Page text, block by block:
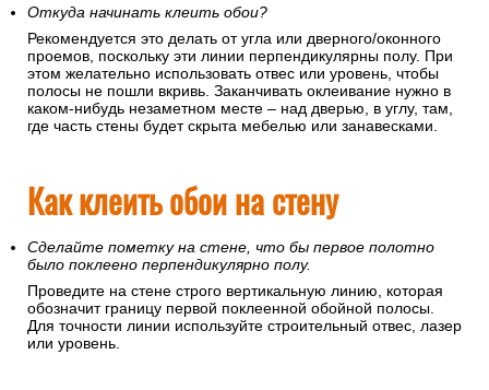
Откуда начинать клеить обои?
Рекомендуется это делать от угла или дверного/оконного
проемов, поскольку эти линии перпендикулярны полу. При
этом желательно использовать отвес или уровень, чтобы
полосы не пошли вкривь. Заканчивать оклеивание нужно в
каком-нибудь незаметном месте – над дверью, в углу, там,
где часть стены будет скрыта мебелью или занавесками.
Как клеить обои на стену
Сделайте пометку на стене, что бы первое полотно
было поклеено перпендикулярно полу.
Проведите на стене строго вертикальную линию, которая
обозначит границу первой поклеенной обойной полосы.
Для точности линии используйте строительный отвес, лазер
или уровень.